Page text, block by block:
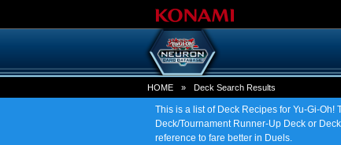
HOME » Deck Search Results
This is a list of Deck Recipes for Yu-Gi-
Deck/Tournament Runner-Up Deck or
reference to fare better in Duels.